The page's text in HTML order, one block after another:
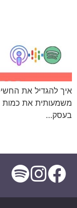
משמעותית את כמות
בעסק…